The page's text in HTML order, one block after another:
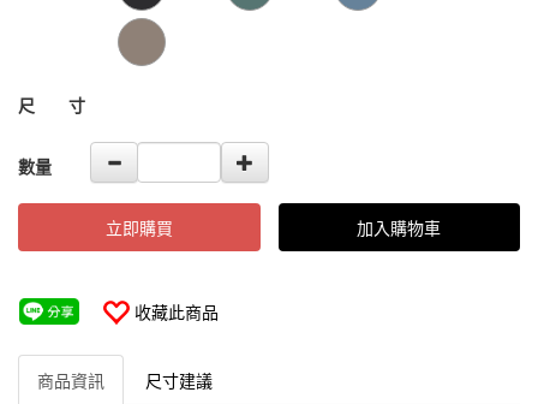
尺 寸
數量
立即購買 加入購物車
收藏此商品
商品資訊
尺寸建議